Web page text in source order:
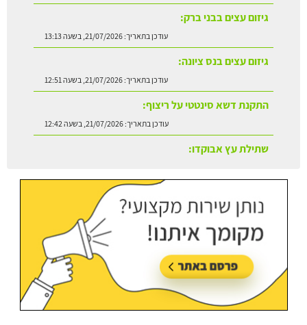
גיזום עצים בבני ברק:
עודכן בתאריך:21/07/2026, בשעה 13:13
גיזום עצים בנס ציונה:
עודכן בתאריך:21/07/2026, בשעה 12:51
התקנת דשא סינטטי על ריצוף:
עודכן בתאריך:21/07/2026, בשעה 12:42
שתילת עץ אבוקדו: